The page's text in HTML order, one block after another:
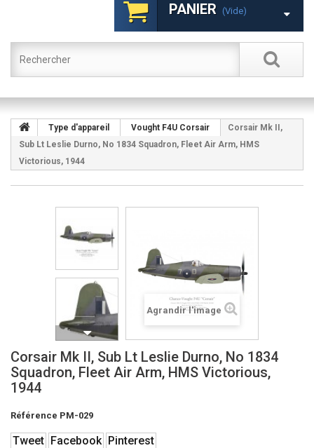
PANIER (vide)
Type d'appareil Vought F4U Corsair
Corsair Mk II,
Sub Lt Leslie Durno, No 1834 Squadron, Fleet Air Arm, HMS
Victorious, 1944
Agrandir l'image
Corsair Mk II, Sub Lt Leslie Durno, No 1834
Squadron, Fleet Air Arm, HMS Victorious,
1944
Référence PM-029
Tweet Facebook Pinterest